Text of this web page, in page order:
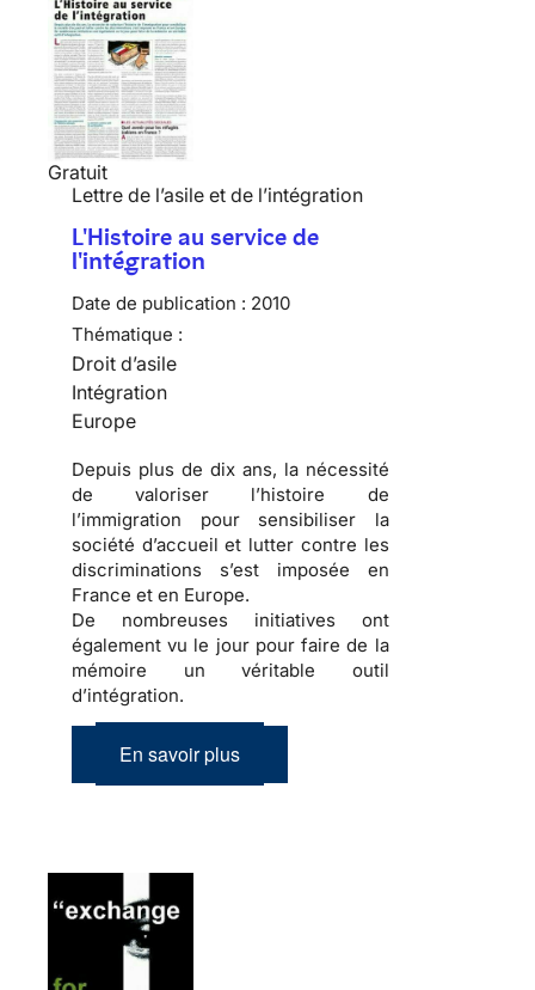
Gratuit
Lettre de l’asile et de l’intégration
L'Histoire au service de
l'intégration
Date de publication : 2010
Thématique :
Droit d’asile
Intégration
Europe
Depuis plus de dix ans, la nécessité
de valoriser l’histoire de
l’immigration pour sensibiliser la
société d’accueil et lutter contre les
discriminations s’est imposée en
France et en Europe.
De nombreuses initiatives ont
également vu le jour pour faire de la
mémoire un véritable outil
d’intégration.
En savoir plus